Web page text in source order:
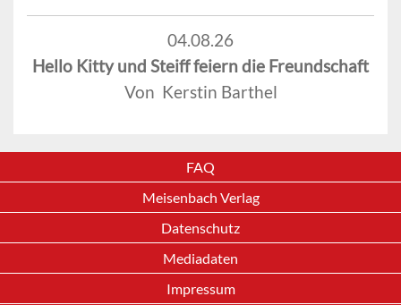
04.08.26
Hello Kitty und Steiff feiern die Freundschaft
Von Kerstin Barthel
FAQ
Meisenbach Verlag
Datenschutz
Mediadaten
Impressum